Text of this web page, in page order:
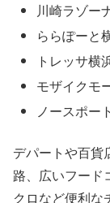
川崎ラゾー
ららぽーと
トレッサ横
モザイクモ
ノースポー
デパートや百貨
路、広いフード
クロなど便利な